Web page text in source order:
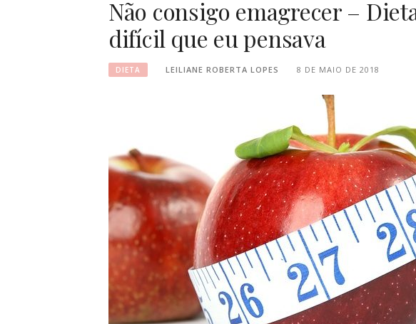
Não consigo emagrecer –
difícil que eu pensava
DIETA LEILIANE ROBERTA LOPES 8 DE MAIO DE 2018